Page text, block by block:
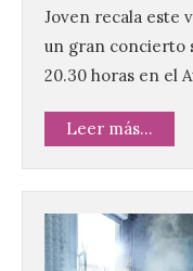
Joven recala este
un gran concierto
20.30 horas en el
Leer más...